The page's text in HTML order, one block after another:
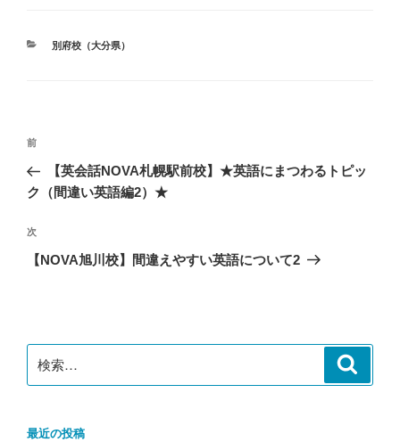
カ
別府校（大分県）
投
ナ
ゲ
ー
前
の
投
前
【英会話NOVA札幌駅前校】★英語にまつわるトピッ
ク（間違い英語編2）★
次
の
次
【NOVA旭川校】間違えやすい英語について2
索:
最近の投稿